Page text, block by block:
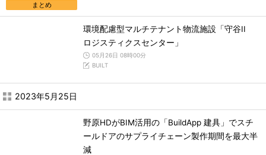
まとめ
環境配慮型マルチテナント物流施設「守谷II
ロジスティクスセンター」
05月26日 08時00分
BUILT
2023年5月25日
野原HDがBIM活用の「BuildApp 建具」でスチ
ールドアのサプライチェーン製作期間を最大半
減